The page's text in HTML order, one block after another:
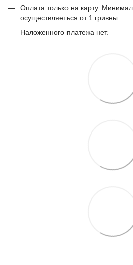
Оплата только на карту.
осуществляеться от 1 гривны.
Наложенного платежа нет.